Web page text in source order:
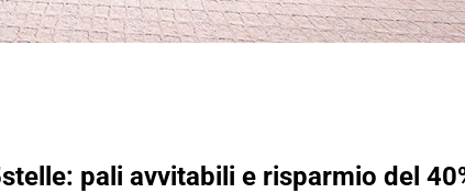
pali avvitabili e risparmio del